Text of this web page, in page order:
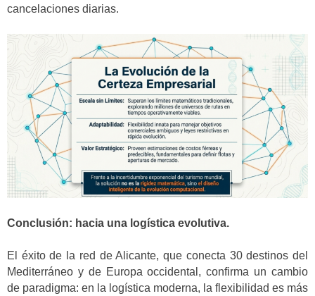
cancelaciones diarias.
Conclusión: hacia una logística evolutiva.
El éxito de la red de Alicante, que conecta 30 destinos del
Mediterráneo y de Europa occidental, confirma un cambio
de paradigma: en la logística moderna, la flexibilidad es más